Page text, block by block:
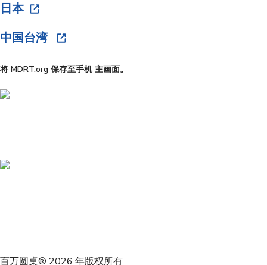
日本
中国台湾
将 MDRT.org 保存至手机 主画面。
百万圆桌® 2026 年版权所有